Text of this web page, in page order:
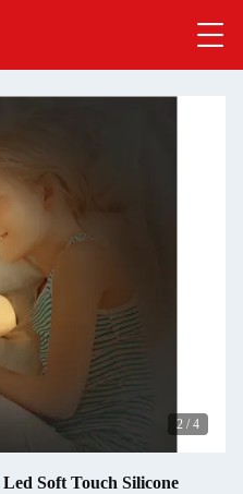
2 / 4
Soft Touch Silicone